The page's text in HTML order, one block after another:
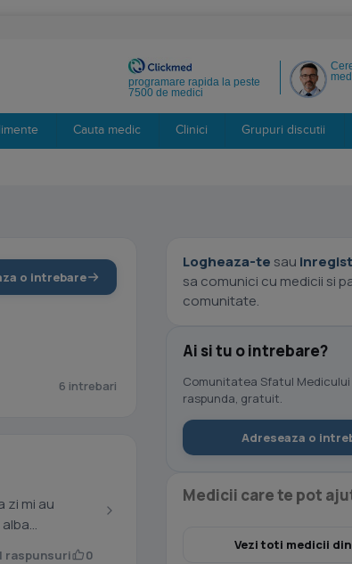
programare rapida la peste
7500 de medici
Cauta medic Clinici Grupuri discutii
o intrebare
6 intrebari
zi mi au
raspunsuri 0
Logheaza-te sau
sa comunici cu medicii si
comunitate.
Ai si tu o intrebare?
Comunitatea Sfatul
raspunda, gratuit.
Adreseaza o
Medicii care te pot
Vezi toti medicii